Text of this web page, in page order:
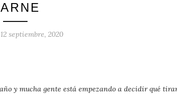
12 septiembre, 2020
y mucha gente está empezando a decidir qué